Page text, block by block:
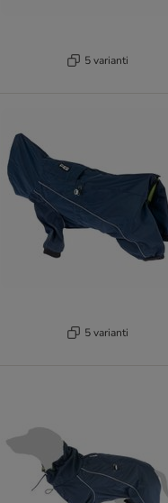
5 varianti
5 varianti